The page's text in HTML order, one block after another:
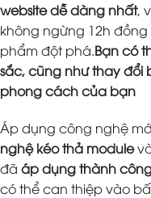
website dễ dàng nhất,
không ngừng 12h
phẩm đột phá.Bạn có
sắc, cũng như thay đổi
phong cách của bạn
Áp dụng công nghệ
nghệ kéo thả module
đã áp dụng thành
có thể can thiệp vào